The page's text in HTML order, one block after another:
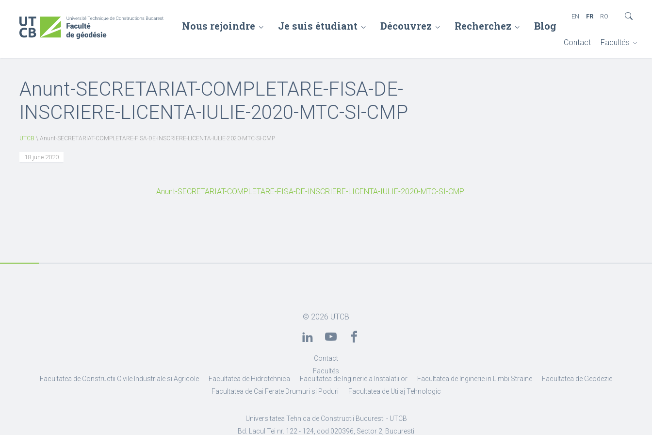
Nous rejoindre Je suis étudiant Découvrez Recherchez Blog
Contact Facultés
EN FR RO
Anunt-SECRETARIAT-COMPLETARE-FISA-DE-
INSCRIERE-LICENTA-IULIE-2020-MTC-SI-CMP
UTCB \ Anunt-SECRETARIAT-COMPLETARE-FISA-DE-INSCRIERE-LICENTA-IULIE-2020-MTC-SI-CMP
18 june 2020
Anunt-SECRETARIAT-COMPLETARE-FISA-DE-INSCRIERE-LICENTA-IULIE-2020-MTC-SI-CMP
© 2026 UTCB
Contact
Facultés
Facultatea de Constructii Civile Industriale si Agricole
Facultatea de Hidrotehnica Facultatea de Inginerie a Instalatiilor Facultatea de Inginerie in Limbi Straine
Facultatea de Geodezie
Facultatea de Cai Ferate Drumuri si Poduri
Facultatea de Utilaj Tehnologic
Universitatea Tehnica de Constructii Bucuresti - UTCB
Bd. Lacul Tei nr. 122 - 124, cod 020396, Sector 2, Bucuresti